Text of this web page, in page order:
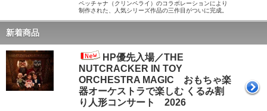
ペッチャナ（クリンペライ）のコラボレーションにより
制作された、人気シリーズ作品の三作目がついに完成。
新着商品
HP優先入場／THE
NUTCRACKER IN TOY
ORCHESTRA MAGIC おもちゃ楽
器オーケストラで楽しむ くるみ割
り人形コンサート 2026